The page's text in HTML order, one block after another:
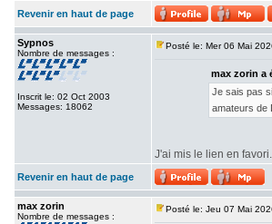
Revenir en haut de page
Sypnos
Nombre de messages :
Inscrit le: 02 Oct 2003
Messages: 18062
Posté le: Mer 06 Mai
max zorin a
Je sais pas
amateurs de
J'ai mis le lien en favori.
Revenir en haut de page
max zorin
Nombre de messages :
Posté le: Jeu 07 Mai